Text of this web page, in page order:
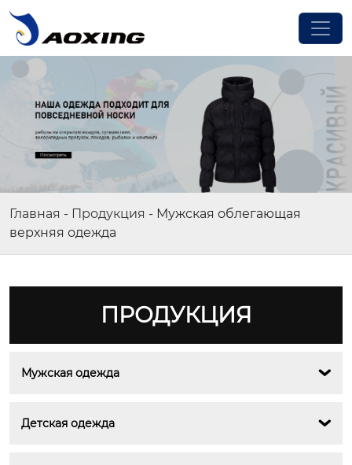
Главная - Продукция - Мужская облегающая
верхняя одежда
ПРОДУКЦИЯ
Мужская одежда 
Детская одежда 